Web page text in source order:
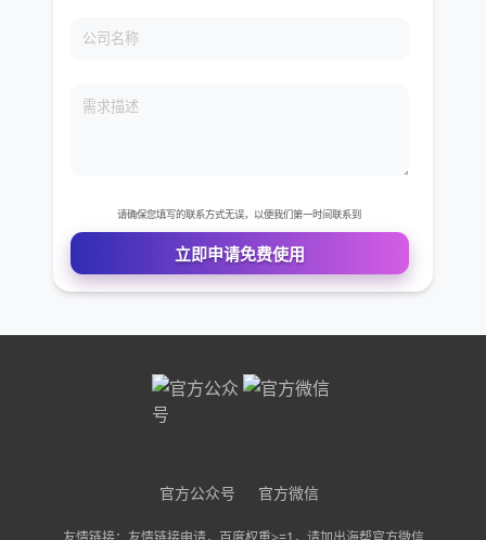
免费VIP权限体验
官方公众号 官方微信